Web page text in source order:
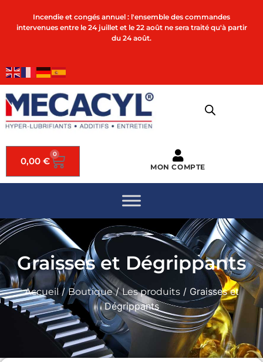
Incendie et congés annuel : l'ensemble des commandes
intervenues entre le 24 juillet et le 22 août ne sera traité qu'à partir
du 24 août.
0,00 €
0
MON COMPTE
Graisses et Dégrippants
Accueil/Boutique/Les produits/ Graisses et
Dégrippants